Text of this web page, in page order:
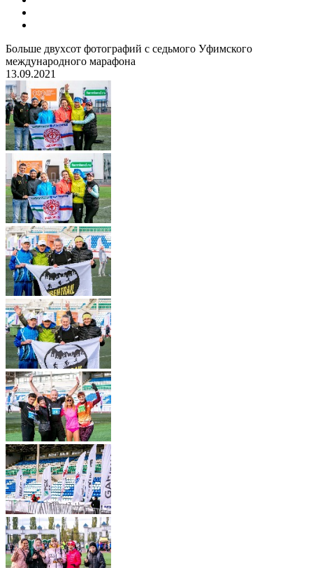
Больше двухсот фотографий с седьмого Уфимского
международного марафона
13.09.2021